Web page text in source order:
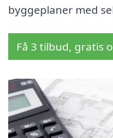
byggeplaner med
Få 3 tilbud, gratis